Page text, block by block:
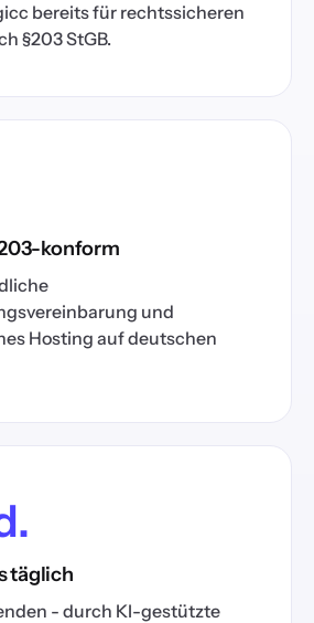
bereits für rechtssicheren
§203 StGB.
konform
und
Hosting auf deutschen
täglich
- durch KI-gestützte